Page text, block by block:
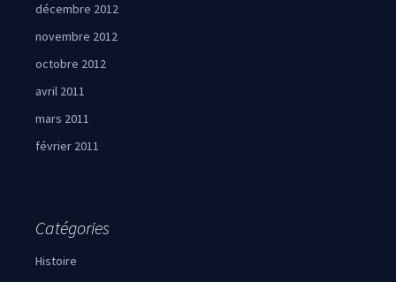
décembre 2012
novembre 2012
octobre 2012
avril 2011
mars 2011
février 2011
Catégories
Histoire